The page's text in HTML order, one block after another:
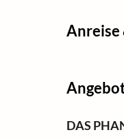
Anreise
DAS